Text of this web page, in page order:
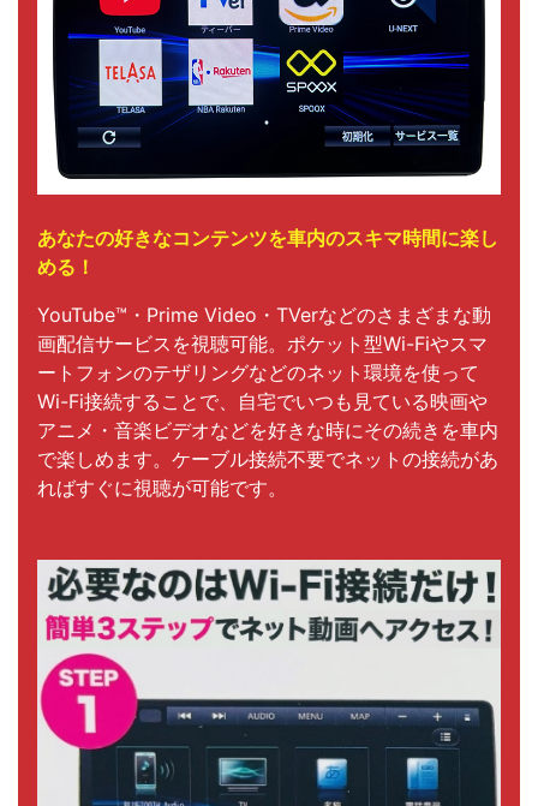
あなたの好きなコンテンツを車内のスキマ時間に楽し
める！
YouTube™・Prime Video・TVerなどのさまざまな動
画配信サービスを視聴可能。ポケット型Wi-Fiやスマ
ートフォンのテザリングなどのネット環境を使って
Wi-Fi接続することで、自宅でいつも見ている映画や
アニメ・音楽ビデオなどを好きな時にその続きを車内
で楽しめます。ケーブル接続不要でネットの接続があ
ればすぐに視聴が可能です。